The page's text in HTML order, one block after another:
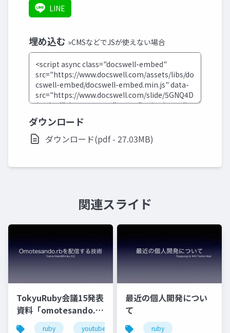
LINE
埋め込む »CMSなどでJSが使えない場合
ダウンロード
ダウンロード(pdf - 27.03MB)
関連スライド
TokyuRuby会議15発表
資料「omotesando.rb
を配信する技術」
ruby youtube live
最近の個人開発につい
て
ruby